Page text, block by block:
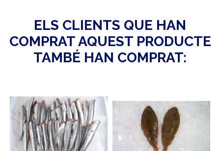
ELS CLIENTS QUE HAN
COMPRAT AQUEST PRODUCTE
TAMBÉ HAN COMPRAT: